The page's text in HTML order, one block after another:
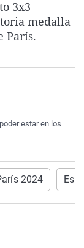
de los vientos
viajera
3x3
medalla
París.
estar en los
2024